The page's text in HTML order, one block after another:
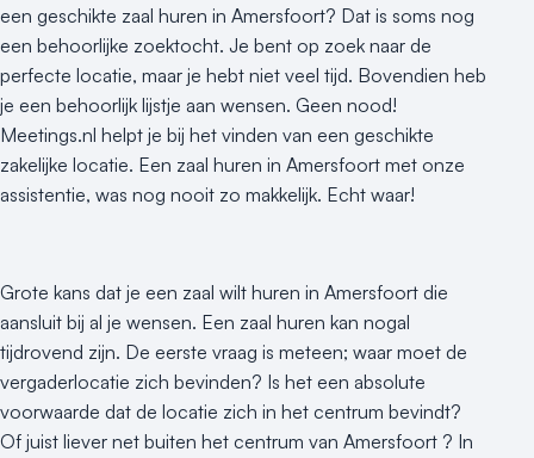
een geschikte zaal huren in Amersfoort? Dat is soms nog
een behoorlijke zoektocht. Je bent op zoek naar de
perfecte locatie, maar je hebt niet veel tijd. Bovendien heb
je een behoorlijk lijstje aan wensen. Geen nood!
Meetings.nl helpt je bij het vinden van een geschikte
zakelijke locatie. Een zaal huren in Amersfoort met onze
assistentie, was nog nooit zo makkelijk. Echt waar!
Grote kans dat je een zaal wilt huren in Amersfoort die
aansluit bij al je wensen. Een zaal huren kan nogal
tijdrovend zijn. De eerste vraag is meteen; waar moet de
vergaderlocatie zich bevinden? Is het een absolute
voorwaarde dat de locatie zich in het centrum bevindt?
Of juist liever net buiten het centrum van Amersfoort ? In